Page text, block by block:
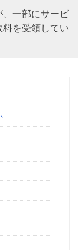
一部にサービ
を受領してい